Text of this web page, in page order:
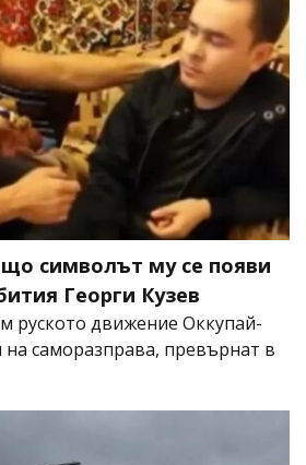
символът му се появи
Георги Кузев
руското движение Оккупай-
саморазправа, превърнат в